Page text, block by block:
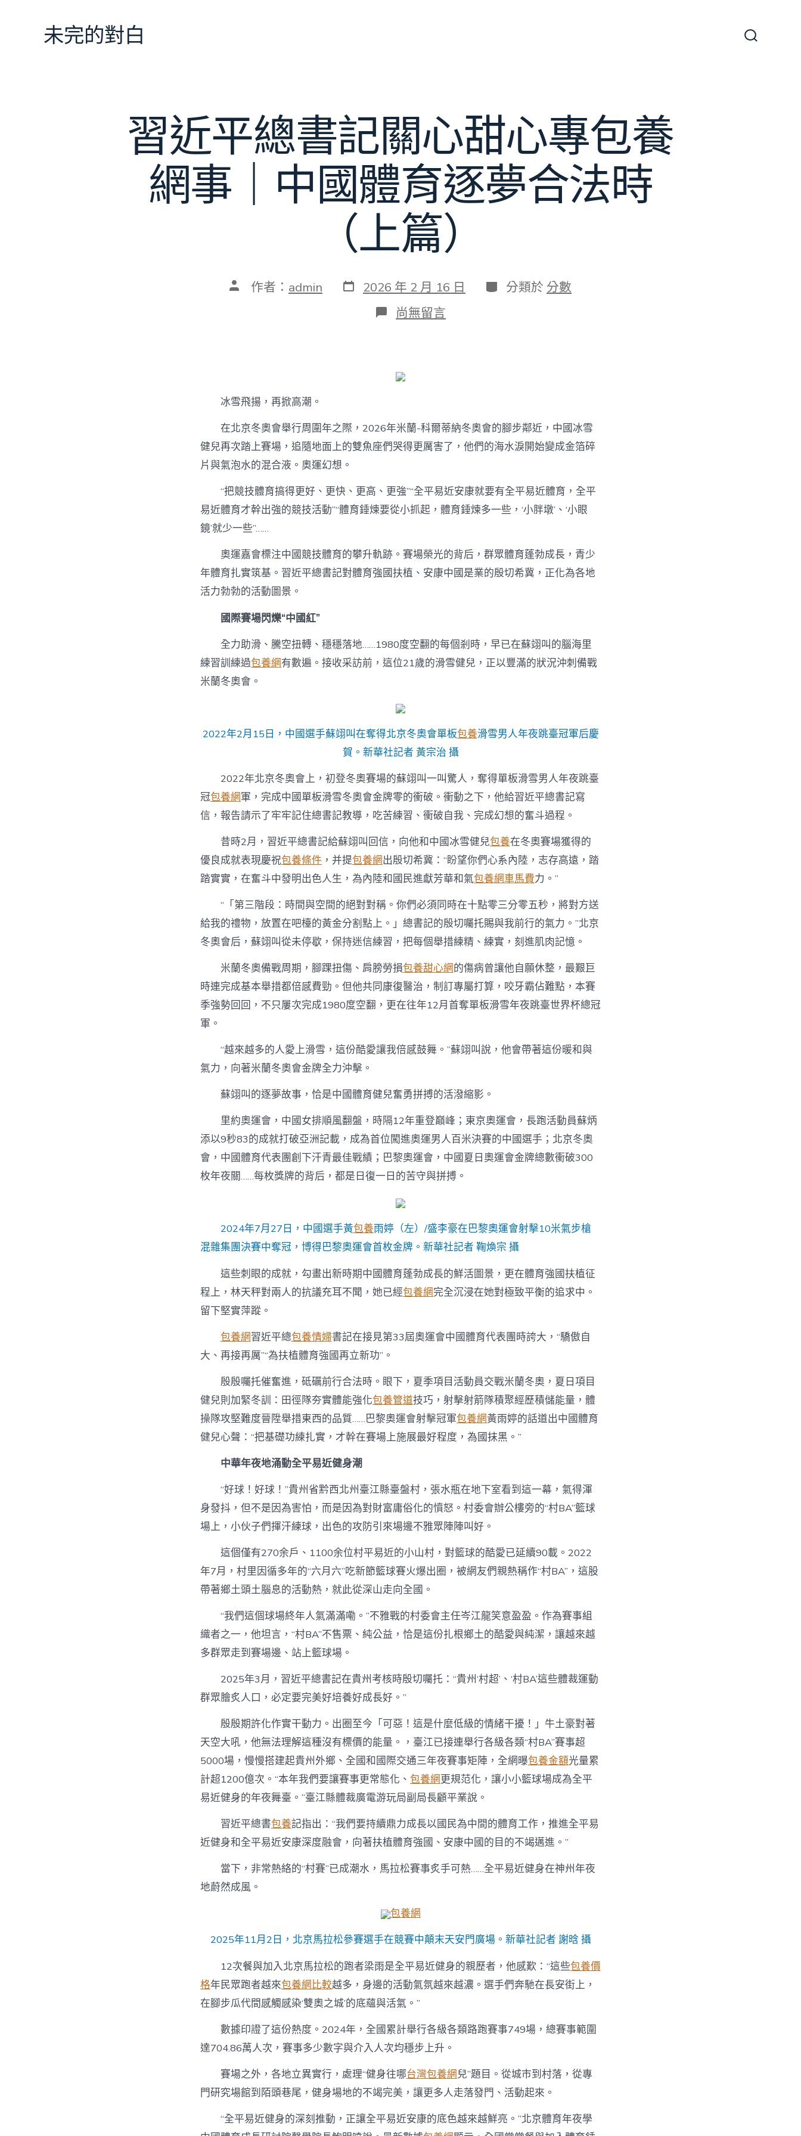
未完的對白
習近平總書記關心甜心專包養
網事｜中國體育逐夢合法時
（上篇）
文 作者： admin 發
表
2026 年 2 月 16 日 分
類
分類於 分數
在
〈習
書
記
甜
心
專
包
事
｜
中
育
逐
夢
中
尚無留言
冰雪飛揚，再掀高潮。
在北京冬奧會舉行周圍年之際，2026年米蘭-科爾蒂納冬奧會的腳步鄰近，中國冰雪
健兒再次踏上賽場，追隨地面上的雙魚座們哭得更厲害了，他們的海水淚開始變成金箔碎
片與氣泡水的混合液。奧運幻想。
“把競技體育搞得更好、更快、更高、更強”“全平易近安康就要有全平易近體育，全平
易近體育才幹出強的競技活動”“體育錘煉要從小抓起，體育錘煉多一些，‘小胖墩’、‘小眼
鏡’就少一些”……
奧運嘉會標注中國競技體育的攀升軌跡。賽場榮光的背后，群眾體育蓬勃成長，青少
年體育扎實筑基。習近平總書記對體育強國扶植、安康中國是業的殷切希冀，正化為各地
活力勃勃的活動圖景。
國際賽場閃爍“中國紅”
全力助滑、騰空扭轉、穩穩落地……1980度空翻的每個剎時，早已在蘇翊叫的腦海里
練習訓練過包養網有數遍。接收采訪前，這位21歲的滑雪健兒，正以豐滿的狀況沖刺備戰
米蘭冬奧會。
2022年2月15日，中國選手蘇翊叫在奪得北京冬奧會單板包養滑雪男人年夜跳臺冠軍后慶
賀。新華社記者 黃宗治 攝
2022年北京冬奧會上，初登冬奧賽場的蘇翊叫一叫驚人，奪得單板滑雪男人年夜跳臺
冠包養網軍，完成中國單板滑雪冬奧會金牌零的衝破。衝動之下，他給習近平總書記寫
信，報告請示了牢牢記住總書記教導，吃苦練習、衝破自我、完成幻想的奮斗過程。
昔時2月，習近平總書記給蘇翊叫回信，向他和中國冰雪健兒包養在冬奧賽場獲得的
優良成就表現慶祝包養條件 ，并提包養網出殷切希冀：“盼望你們心系內陸，志存高遠，踏
踏實實，在奮斗中發明出色人生，為內陸和國民進獻芳華和氣包養網車馬費力。”
“「第三階段：時間與空間的絕對對稱。你們必須同時在十點零三分零五秒，將對方送
給我的禮物，放置在吧檯的黃金分割點上。」總書記的殷切囑托賜與我前行的氣力。”北京
冬奧會后，蘇翊叫從未停歇，保持迷信練習，把每個舉措練精、練實，刻進肌肉記憶。
米蘭冬奧備戰周期，腳踝扭傷、肩膀勞損包養甜心網的傷病曾讓他自願休整，最艱巨
時連完成基本舉措都倍感費勁。但他共同康復醫治，制訂專屬打算，咬牙霸佔難點，本賽
季強勢回回，不只屢次完成1980度空翻，更在往年12月首奪單板滑雪年夜跳臺世界杯總冠
軍。
“越來越多的人愛上滑雪，這份酷愛讓我倍感鼓舞。”蘇翊叫說，他會帶著這份暖和與
氣力，向著米蘭冬奧會金牌全力沖擊。
蘇翊叫的逐夢故事，恰是中國體育健兒奮勇拼搏的活潑縮影。
里約奧運會，中國女排順風翻盤，時隔12年重登巔峰；東京奧運會，長跑活動員蘇炳
添以9秒83的成就打破亞洲記載，成為首位闖進奧運男人百米決賽的中國選手；北京冬奧
會，中國體育代表團創下汗青最佳戰績；巴黎奧運會，中國夏日奧運會金牌總數衝破300
枚年夜關……每枚獎牌的背后，都是日復一日的苦守與拼搏。
2024年7月27日，中國選手黃包養雨婷（左）/盛李豪在巴黎奧運會射擊10米氣步槍
混雜集團決賽中奪冠，博得巴黎奧運會首枚金牌。新華社記者 鞠煥宗 攝
這些刺眼的成就，勾畫出新時期中國體育蓬勃成長的鮮活圖景，更在體育強國扶植征
程上，林天秤對兩人的抗議充耳不聞，她已經包養網完全沉浸在她對極致平衡的追求中。
留下堅實萍蹤。
包養網習近平總包養情婦書記在接見第33屆奧運會中國體育代表團時誇大，“驕傲自
大、再接再厲”“為扶植體育強國再立新功”。
殷殷囑托催奮進，砥礪前行合法時。眼下，夏季項目活動員交戰米蘭冬奧，夏日項目
健兒則加緊冬訓：田徑隊夯實體能強化包養管道技巧，射擊射箭隊積聚經歷積儲能量，體
操隊攻堅難度晉陞舉措東西的品質……巴黎奧運會射擊冠軍包養網黃雨婷的話道出中國體育
健兒心聲：“把基礎功練扎實，才幹在賽場上施展最好程度，為國抹黑。”
中華年夜地涌動全平易近健身潮
“好球！好球！”貴州省黔西北州臺江縣臺盤村，張水瓶在地下室看到這一幕，氣得渾
身發抖，但不是因為害怕，而是因為對財富庸俗化的憤怒。村委會辦公樓旁的“村BA”籃球
場上，小伙子們揮汗練球，出色的攻防引來場邊不雅眾陣陣叫好。
這個僅有270余戶、1100余位村平易近的小山村，對籃球的酷愛已延續90載。2022
年7月，村里因循多年的“六月六”吃新節籃球賽火爆出圈，被網友們親熱稱作“村BA”，這股
帶著鄉土頭土腦息的活動熱，就此從深山走向全國。
“我們這個球場終年人氣滿滿嘞。”不雅戰的村委會主任岑江龍笑意盈盈。作為賽事組
織者之一，他坦言，“村BA”不售票、純公益，恰是這份扎根鄉土的酷愛與純潔，讓越來越
多群眾走到賽場邊、站上籃球場。
2025年3月，習近平總書記在貴州考核時殷切囑托：“貴州‘村超’、‘村BA’這些體裁運動
群眾膾炙人口，必定要完美好培養好成長好。”
殷殷期許化作實干動力。出圈至今「可惡！這是什麼低級的情緒干擾！」牛土豪對著
天空大吼，他無法理解這種沒有標價的能量。，臺江已接連舉行各級各類“村BA”賽事超
5000場，慢慢搭建起貴州外鄉、全國和國際交通三年夜賽事矩陣，全網曝包養金額光量累
計超1200億次。“本年我們要讓賽事更常態化、 包養網更規范化，讓小小籃球場成為全平
易近健身的年夜舞臺。”臺江縣體裁廣電游玩局副局長顧平業說。
習近平總書包養記指出：“我們要持續鼎力成長以國民為中間的體育工作，推進全平易
近健身和全平易近安康深度融會，向著扶植體育強國、安康中國的目的不竭邁進。”
當下，非常熱絡的“村賽”已成潮水，馬拉松賽事炙手可熱……全平易近健身在神州年夜
地蔚然成風。
包養網
2025年11月2日，北京馬拉松參賽選手在競賽中顛末天安門廣場。新華社記者 謝晗 攝
12次餐與加入北京馬拉松的跑者梁雨是全平易近健身的親歷者，他感歎：“這些包養價
格年民眾跑者越來包養網比較越多，身邊的活動氣氛越來越濃。選手們奔馳在長安街上，
在腳步瓜代間感觸感染‘雙奧之城’的底蘊與活氣。”
數據印證了這份熱度。2024年，全國累計舉行各級各類路跑賽事749場，總賽事範圍
達704.86萬人次，賽事多少數字與介入人次均穩步上升。
賽場之外，各地立異實行，處理“健身往哪台灣包養網兒”題目。從城市到村落，從專
門研究場館到陌頭巷尾，健身場地的不竭完美，讓更多人走落發門、活動起來。
“全平易近健身的深刻推動，正讓全平易近安康的底色越來越鮮亮。”北京體育年夜學